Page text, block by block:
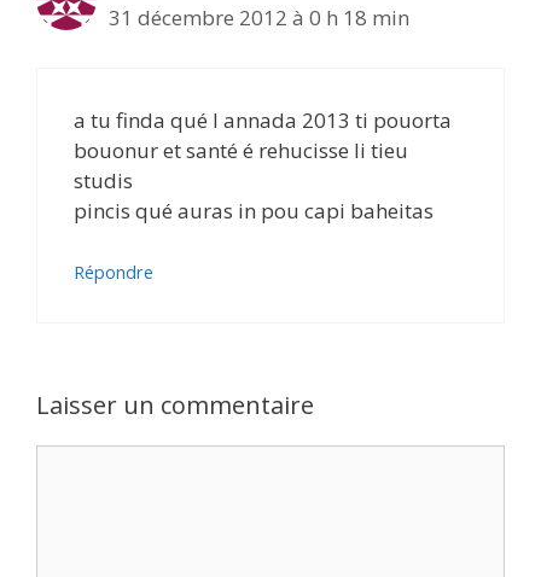
31 décembre 2012 à 0 h 18 min
a tu finda qué l annada 2013 ti pouorta
bouonur et santé é rehucisse li tieu
studis
pincis qué auras in pou capi baheitas
Répondre
Laisser un commentaire